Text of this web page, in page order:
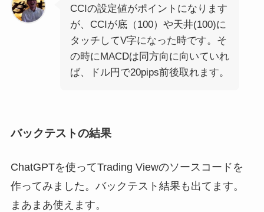
CCIの設定値がポイントになります
が、CCIが底（100）や天井(100)に
タッチしてV字になった時です。そ
の時にMACDは同方向に向いていれ
ば、ドル円で20pips前後取れます。
バックテストの結果
ChatGPTを使ってTrading Viewのソースコードを
作ってみました。バックテスト結果も出てます。
まあまあ使えます。